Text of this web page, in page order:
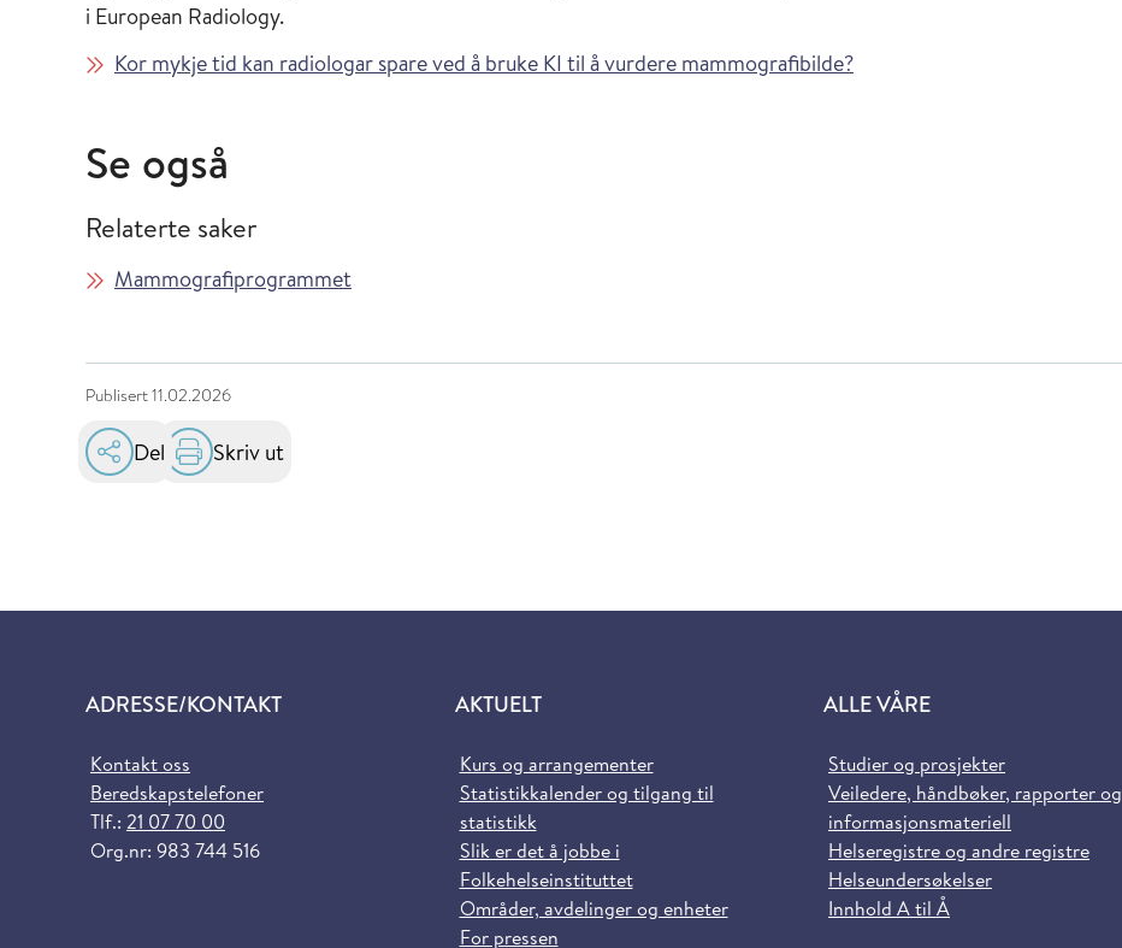
i European Radiology.
Kor mykje tid kan radiologar spare ved å bruke KI til å vurdere mammografibilde?
Se også
Relaterte saker
Mammografiprogrammet
Publisert11.02.2026
Del Skriv ut
ADRESSE/KONTAKT
Kontakt oss
Beredskapstelefoner
Tlf.: 21 07 70 00
Org.nr: 983 744 516
AKTUELT
Kurs og arrangementer
Statistikkalender og tilgang til
statistikk
Slik er det å jobbe i
Folkehelseinstituttet
Områder, avdelinger og enheter
For pressen
ALLE VÅRE
Studier og prosjekter
Veiledere, håndbøker, rapporter og
informasjonsmateriell
Helseregistre og andre registre
Helseundersøkelser
Innhold A til Å